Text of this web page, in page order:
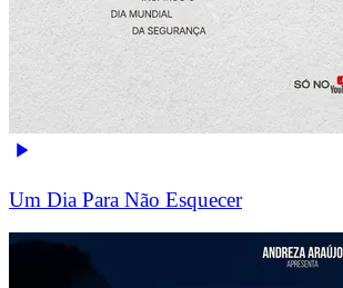
Um Dia Para Não Esquecer